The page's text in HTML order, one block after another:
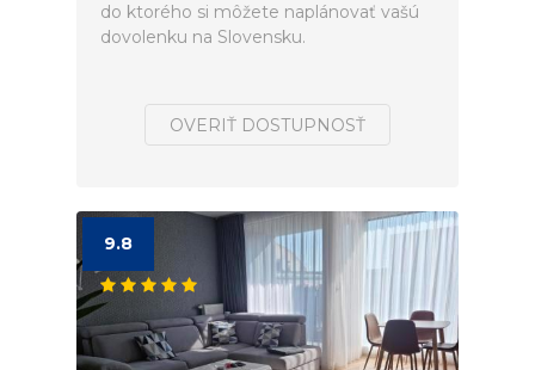
do ktorého si môžete naplánovať vašú
dovolenku na Slovensku.
OVERIŤ DOSTUPNOSŤ
9.8